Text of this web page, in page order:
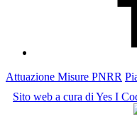
Attuazione Misure PNRR
Sito web a cura di Yes I